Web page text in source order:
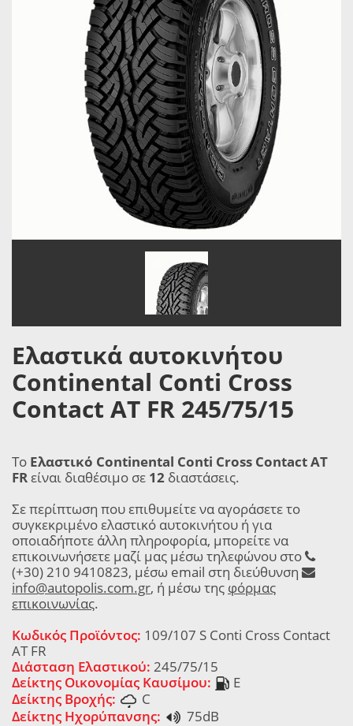
Ελαστικά αυτοκινήτου
Continental Conti Cross
Contact AT FR 245/75/15
Το Ελαστικό Continental Conti Cross Contact AT
FRείναι διαθέσιμο σε 12 διαστάσεις.
Σε περίπτωση που επιθυμείτε να αγοράσετε το
συγκεκριμένο ελαστικό αυτοκινήτου ή για
οποιαδήποτε άλλη πληροφορία, μπορείτε να
επικοινωνήσετε μαζί μας μέσω τηλεφώνου στο
(+30) 210 9410823, μέσω email στη διεύθυνση
info@autopolis.com.gr, ή μέσω της φόρμας
επικοινωνίας.
Κωδικός Προϊόντος: 109/107 S Conti Cross Contact
AT FR
Διάσταση Ελαστικού: 245/75/15
Δείκτης Οικονομίας Καυσίμου:
E
Δείκτης Βροχής:
C
Δείκτης Ηχορύπανσης:
75dB